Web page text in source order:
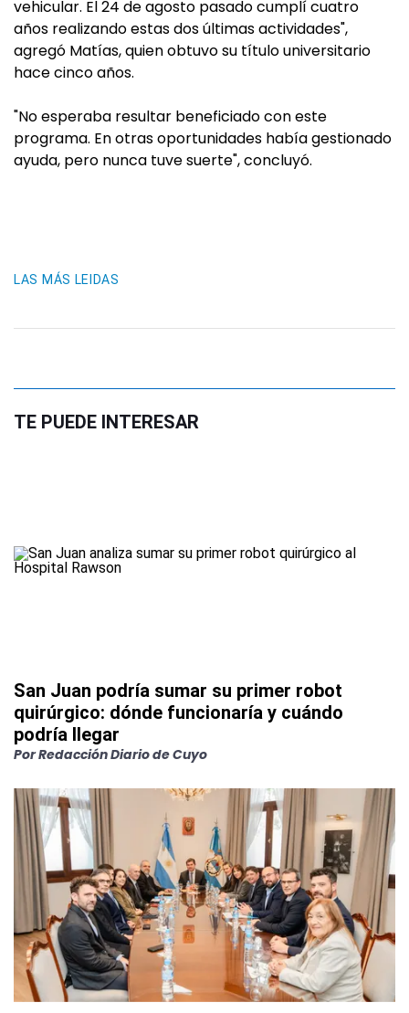
vehicular. El 24 de agosto pasado cumplí cuatro
años realizando estas dos últimas actividades",
agregó Matías, quien obtuvo su título universitario
hace cinco años.
"No esperaba resultar beneficiado con este
programa. En otras oportunidades había gestionado
ayuda, pero nunca tuve suerte", concluyó.
LAS MÁS LEIDAS
TE PUEDE INTERESAR
San Juan podría sumar su primer robot
quirúrgico: dónde funcionaría y cuándo
podría llegar
PorRedacción Diario de Cuyo